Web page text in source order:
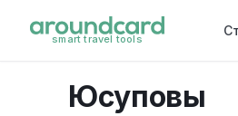
smart travel tools
Юсуповы